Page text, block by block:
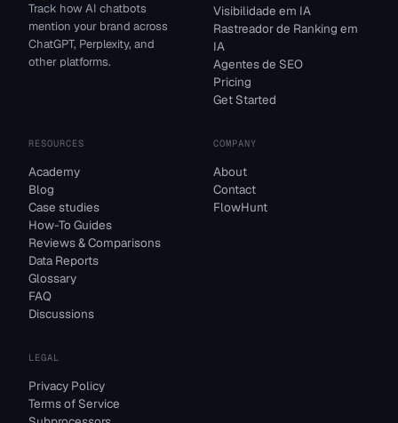
Track how AI chatbots
mention your brand across
ChatGPT, Perplexity, and
other platforms.
Visibilidade em IA
Rastreador de Ranking em
IA
Agentes de SEO
Pricing
Get Started
RESOURCES
Academy
Blog
Case studies
How-To Guides
Reviews & Comparisons
Data Reports
Glossary
FAQ
Discussions
COMPANY
About
Contact
FlowHunt
LEGAL
Privacy Policy
Terms of Service